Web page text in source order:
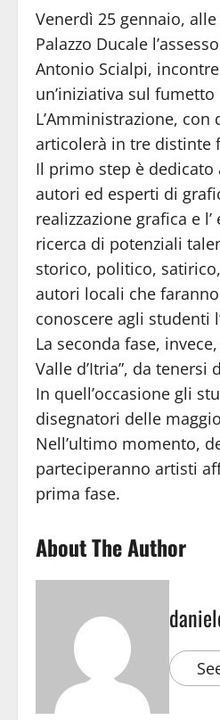
Venerdì 25 gennaio,
Palazzo Ducale
Antonio Scialpi,
un’iniziativa sul
L’Amministrazione,
articolerà in tre distinte
Il primo step è
autori ed esperti di
realizzazione grafica e
ricerca di potenziali
storico, politico,
autori locali che
conoscere agli studenti
La seconda fase,
Valle d’Itria”, da
In quell’occasione gli
disegnatori delle
Nell’ultimo momento,
parteciperanno artisti
prima fase.
About The Author